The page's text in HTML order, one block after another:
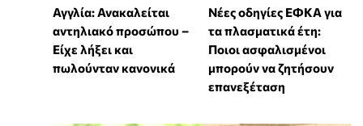
Αγγλία: Ανακαλείται
αντηλιακό προσώπου –
Είχε λήξει και
πωλούνταν κανονικά
Νέες οδηγίες ΕΦΚΑ για
τα πλασματικά έτη:
Ποιοι ασφαλισμένοι
μπορούν να ζητήσουν
επανεξέταση